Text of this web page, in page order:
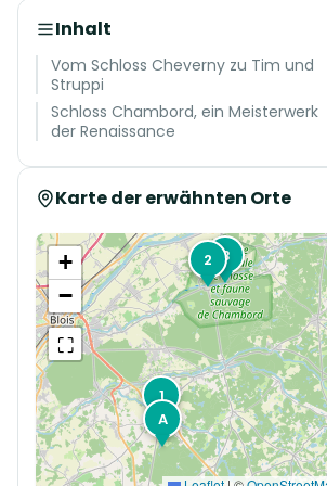
Inhalt
Vom Schloss Cheverny zu Tim und
Struppi
Schloss Chambord, ein Meisterwerk
der Renaissance
Karte der erwähnten Orte
1
2
A
B
+
−
⛶